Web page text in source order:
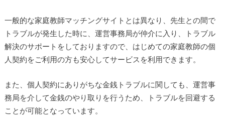
一般的な家庭教師マッチングサイトとは異なり、先生との間で
トラブルが発生した時に、運営事務局が仲介に入り、トラブル
解決のサポートをしておりますので、はじめての家庭教師の個
人契約をご利用の方も安心してサービスを利用できます。
また、個人契約にありがちな金銭トラブルに関しても、運営事
務局を介して金銭のやり取りを行うため、トラブルを回避する
ことが可能となっています。